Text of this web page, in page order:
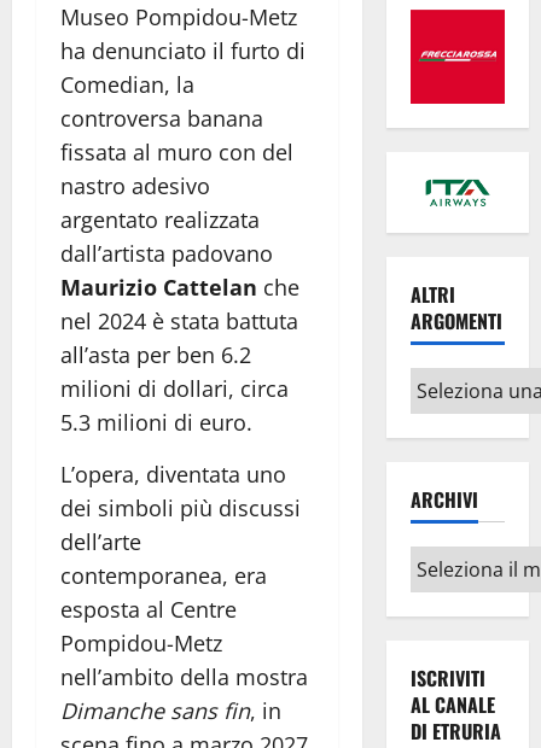
Museo Pompidou-Metz
ha denunciato il furto di
Comedian, la
controversa banana
fissata al muro con del
nastro adesivo
argentato realizzata
dall’artista padovano
Maurizio Cattelan che
nel 2024 è stata battuta
all’asta per ben 6.2
milioni di dollari, circa
5.3 milioni di euro.
L’opera, diventata uno
dei simboli più discussi
dell’arte
contemporanea, era
esposta al Centre
Pompidou-Metz
nell’ambito della mostra
Dimanche sans fin, in
ALTRI
ARGOMENTI
Altri
argomenti
ARCHIVI
Archivi
ISCRIVITI
AL CANALE
DI ETRURIA